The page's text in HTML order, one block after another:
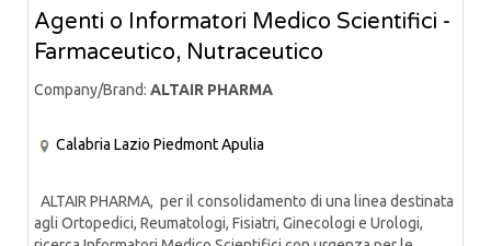
Agenti o Informatori Medico Scientifici -
Farmaceutico, Nutraceutico
Company/Brand: ALTAIR PHARMA
Calabria Lazio PiedmontApulia
ALTAIR PHARMA, per il consolidamento di una linea destinata
agli Ortopedici, Reumatologi, Fisiatri, Ginecologi e Urologi,